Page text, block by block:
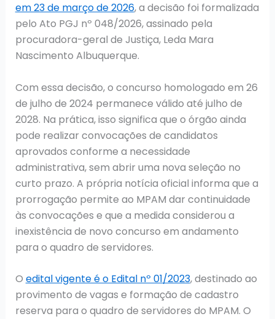
em 23 de março de 2026, a decisão foi formalizada
pelo Ato PGJ nº 048/2026, assinado pela
procuradora-geral de Justiça, Leda Mara
Nascimento Albuquerque.
Com essa decisão, o concurso homologado em 26
de julho de 2024 permanece válido até julho de
2028. Na prática, isso significa que o órgão ainda
pode realizar convocações de candidatos
aprovados conforme a necessidade
administrativa, sem abrir uma nova seleção no
curto prazo. A própria notícia oficial informa que a
prorrogação permite ao MPAM dar continuidade
às convocações e que a medida considerou a
inexistência de novo concurso em andamento
para o quadro de servidores.
O edital vigente é o Edital nº 01/2023, destinado ao
provimento de vagas e formação de cadastro
reserva para o quadro de servidores do MPAM. O